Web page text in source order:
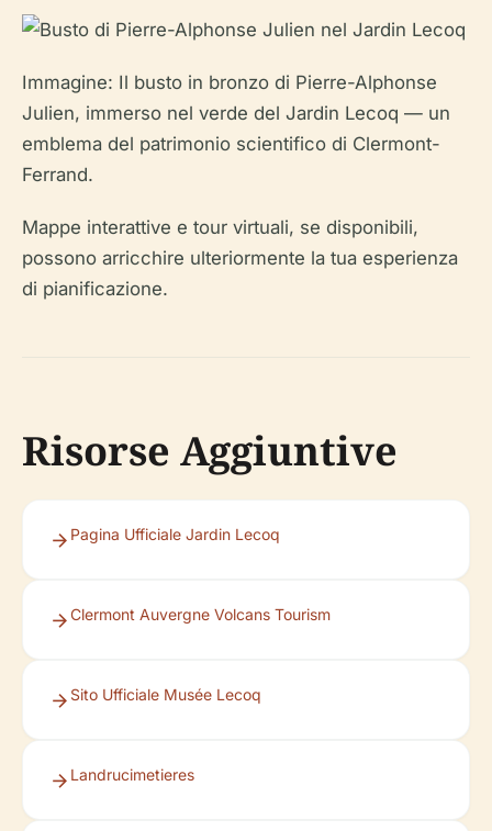
Immagine: Il busto in bronzo di Pierre-Alphonse
Julien, immerso nel verde del Jardin Lecoq — un
emblema del patrimonio scientifico di Clermont-
Ferrand.
Mappe interattive e tour virtuali, se disponibili,
possono arricchire ulteriormente la tua esperienza
di pianificazione.
Risorse Aggiuntive
Pagina Ufficiale Jardin Lecoq
Clermont Auvergne Volcans Tourism
Sito Ufficiale Musée Lecoq
Landrucimetieres